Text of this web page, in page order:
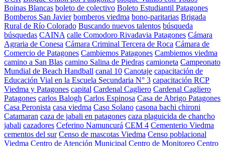
Boinas Blancas boleto de colectivo Boleto Estudiantil Patagones
Bomberos San Javier bomberos viedma bono-paritarias Brigada
Rural de Río Colorado Buscando nuevos talentos búsqueda
búsquedas CAINA calle Comodoro Rivadavia Patagones Cámara
Agraria de Conesa Cámara Criminal Tercera de Roca Cámara de
Comercio de Patagones Cambiemos Patagones Cambiemos viedma
camino a San Blas camino Salina de Piedras camioneta Campeonato
Mundial de Beach Handball canal 10 Canotaje capacitación de
Educación Vial en la Escuela Secundaria N° 3 capacitación RCP
Viedma y Patagones capital Cardenal Cagliero Cardenal Cagliero
Patagones carlos Balogh Carlos Espinosa Casa de Abrigo Patagones
Casa Peronista casa viedma Caso Solano casona bachi chironi
Catamaran caza de jabali en patagones caza plaguicida de chancho
jabali cazadores Ceferino Namuncurá CEM 4 Cementerio Viedma
cementos del sur Censo de mascotas Viedma Censo poblacional
Viedma Centro de Atención Municipal Centro de Monitoreo Centro